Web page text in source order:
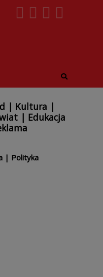
| Kultura |
| Edukacja
| Polityka